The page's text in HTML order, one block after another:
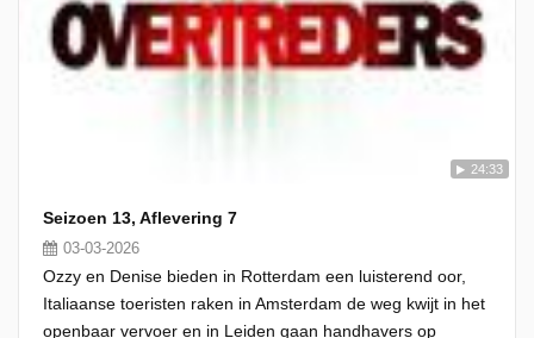
24:33
Seizoen 13, Aflevering 7
03-03-2026
Ozzy en Denise bieden in Rotterdam een luisterend oor,
Italiaanse toeristen raken in Amsterdam de weg kwijt in het
openbaar vervoer en in Leiden gaan handhavers op